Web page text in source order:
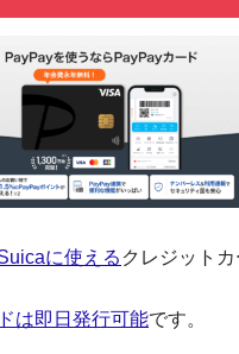
に使える クレジットカ
は即日発行可能です。